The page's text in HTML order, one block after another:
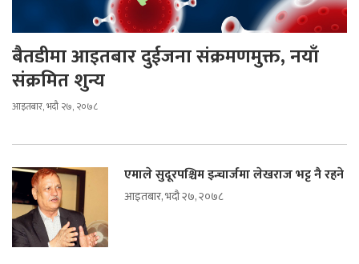
बैतडीमा आइतबार दुईजना संक्रमणमुक्त, नयाँ
संक्रमित शुन्य
आइतबार, भदौ २७, २०७८
एमाले सुदूरपश्चिम इन्चार्जमा लेखराज भट्ट नै रहने
आइतबार, भदौ २७, २०७८